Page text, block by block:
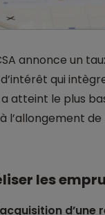
annonce un
qui
atteint le plus
l’allongement
les